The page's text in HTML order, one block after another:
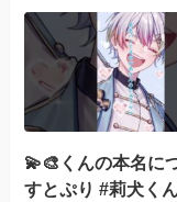
💫🎨くんの本名に
すとぷり #莉犬く